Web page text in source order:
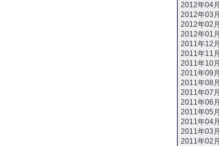
2012年04
2012年03
2012年02
2012年01
2011年12
2011年11
2011年10
2011年09
2011年08
2011年07
2011年06
2011年05
2011年04
2011年03
2011年02